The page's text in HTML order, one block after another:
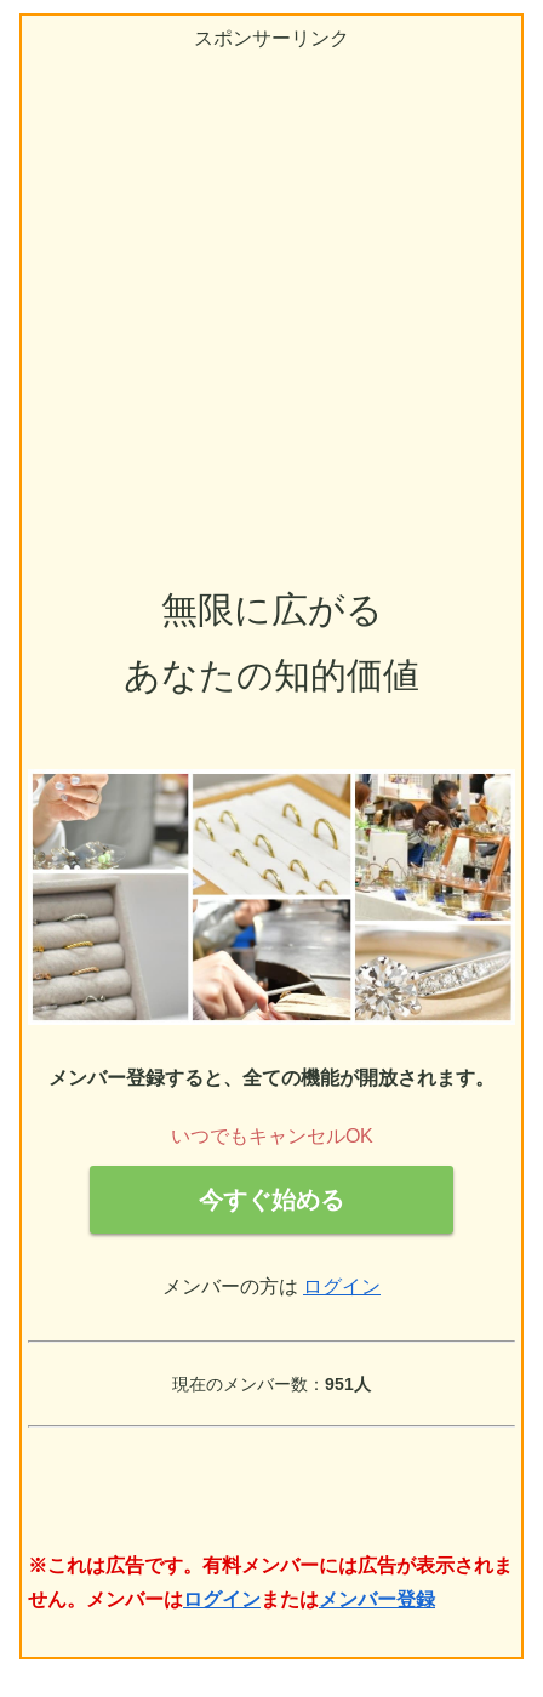
スポンサーリンク
無限に広がる
あなたの知的価値
メンバー登録すると、全ての機能が開放されます。
いつでもキャンセルOK
今すぐ始める
メンバーの方は ログイン
現在のメンバー数： 951人
※これは広告です。有料メンバーには広告が表示されま
せん。メンバーは ログインまたは メンバー登録